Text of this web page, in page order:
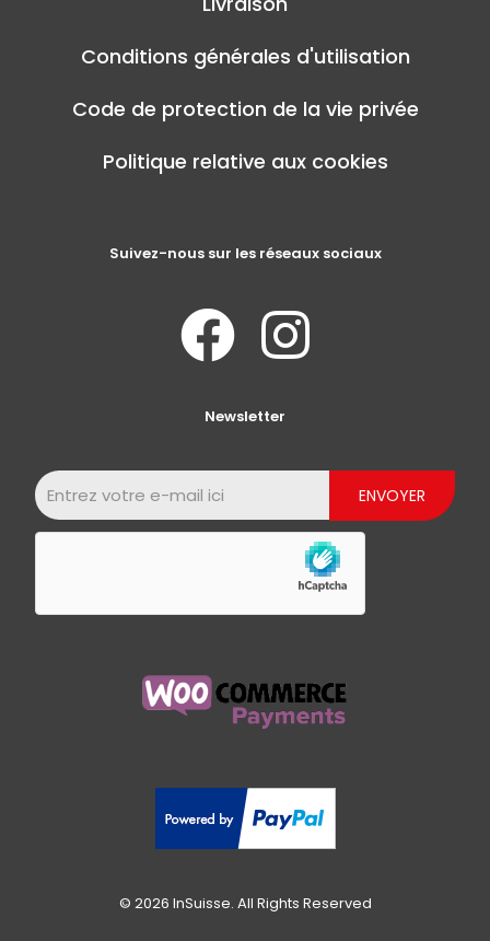
Conditions générales d'utilisation
Code de protection de la vie privée
Politique relative aux cookies
Suivez-nous sur les réseaux sociaux
Newsletter
© 2026 InSuisse. All Rights Reserved